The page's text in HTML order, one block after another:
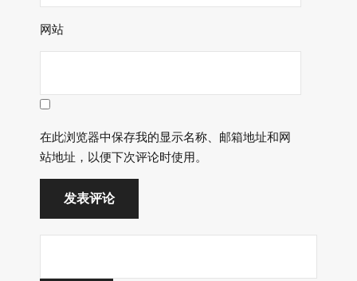
网站
在此浏览器中保存我的显示名称、邮箱地址和网
站地址，以便下次评论时使用。